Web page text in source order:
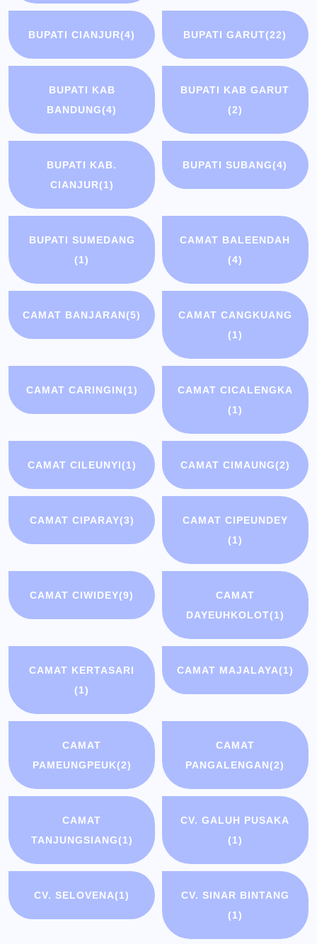
BUPATI CIANJUR(4) BUPATI GARUT(22)
BUPATI KAB
BANDUNG(4)
BUPATI KAB GARUT
(2)
BUPATI KAB.
CIANJUR(1)
BUPATI SUBANG(4)
BUPATI SUMEDANG
(1)
CAMAT BALEENDAH
(4)
CAMAT BANJARAN(5)
CAMAT CANGKUANG
(1)
CAMAT CARINGIN(1)
CAMAT CICALENGKA
(1)
CAMAT CILEUNYI(1) CAMAT CIMAUNG(2)
CAMAT CIPARAY(3)
CAMAT CIPEUNDEY
(1)
CAMAT CIWIDEY(9)
CAMAT
DAYEUHKOLOT(1)
CAMAT KERTASARI
(1)
CAMAT MAJALAYA(1)
CAMAT
PAMEUNGPEUK(2)
CAMAT
PANGALENGAN(2)
CAMAT
TANJUNGSIANG(1)
CV. GALUH PUSAKA
(1)
CV. SELOVENA(1)
CV. SINAR BINTANG
(1)